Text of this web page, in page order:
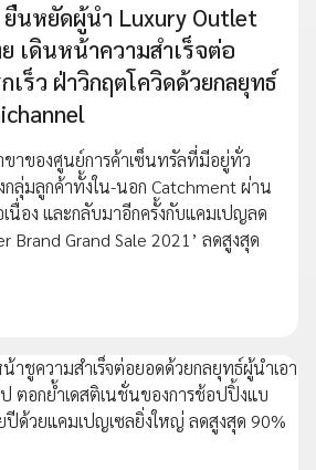
ยืนหยัดผู้นำ Luxury Outlet
เดินหน้าความสำเร็จต่อ
เร็ว ฝ่าวิกฤตโควิดด้วยกลยุทธ์
าของศูนย์การค้าเซ็นทรัลที่มีอยู่ทั่ว
กลุ่มลูกค้าทั้งใน-นอก Catchment ผ่าน
นื่อง และกลับมาอีกครั้งกับแคมเปญลด
Brand Grand Sale 2021’ ลดสูงสุด